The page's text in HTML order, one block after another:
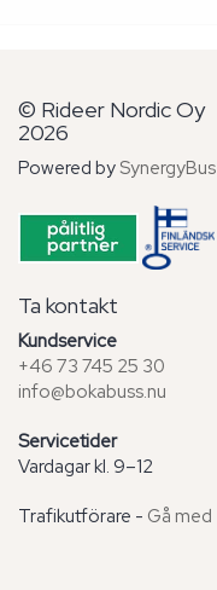
© Rideer Nordic Oy
2026
Powered by SynergyBus
Ta kontakt
Kundservice
+46 73 745 25 30
info@bokabuss.nu
Servicetider
Vardagar kl. 9–12
Trafikutförare - Gå med